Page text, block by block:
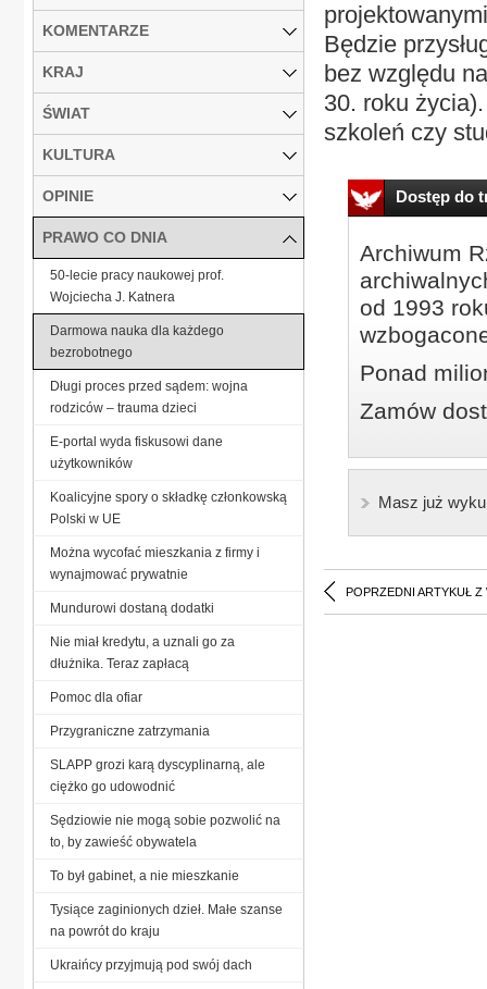
Będzie
bez względu
30. roku
szkoleń czy
Dostęp do
Archiwum
od 1993
Ponad
Zamów
Masz już
POPRZEDNI ARTYKUŁ Z
KOMENTARZE
KRAJ
ŚWIAT
KULTURA
OPINIE
PRAWO CO DNIA
50-lecie pracy naukowej prof.
Wojciecha J. Katnera
Darmowa nauka dla każdego
bezrobotnego
Długi proces przed sądem: wojna
rodziców – trauma dzieci
E-portal wyda fiskusowi dane
użytkowników
Koalicyjne spory o składkę członkowską
Polski w UE
Można wycofać mieszkania z firmy i
wynajmować prywatnie
Mundurowi dostaną dodatki
Nie miał kredytu, a uznali go za
dłużnika. Teraz zapłacą
Pomoc dla ofiar
Przygraniczne zatrzymania
SLAPP grozi karą dyscyplinarną, ale
ciężko go udowodnić
Sędziowie nie mogą sobie pozwolić na
to, by zawieść obywatela
To był gabinet, a nie mieszkanie
Tysiące zaginionych dzieł. Małe szanse
na powrót do kraju
Ukraińcy przyjmują pod swój dach